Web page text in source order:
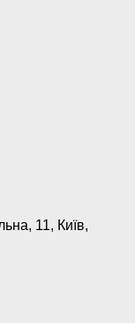
11, Київ,